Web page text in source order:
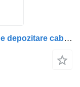
Rivestimento Capac compartiment de depozitare cabină dreapta galben per camion DAF 1311495